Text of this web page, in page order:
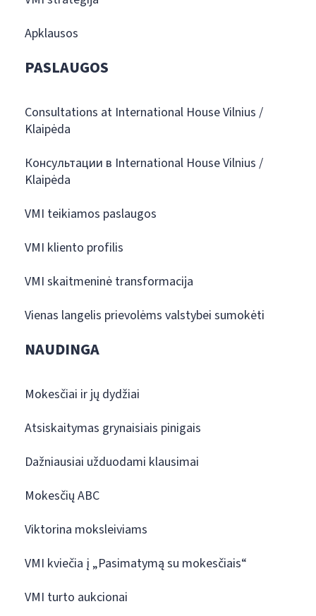
Apklausos
PASLAUGOS
Consultations at International House Vilnius /
Klaipėda
Консультации в International House Vilnius /
Klaipėda
VMI teikiamos paslaugos
VMI kliento profilis
VMI skaitmeninė transformacija
Vienas langelis prievolėms valstybei sumokėti
NAUDINGA
Mokesčiai ir jų dydžiai
Atsiskaitymas grynaisiais pinigais
Dažniausiai užduodami klausimai
Mokesčių ABC
Viktorina moksleiviams
VMI kviečia į „Pasimatymą su mokesčiais“
VMI turto aukcionai